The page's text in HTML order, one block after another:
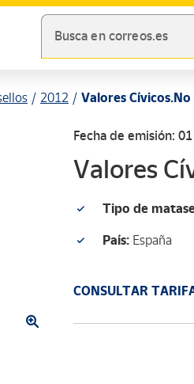
Busca en correos.es
2012 Valores
Fecha de emisión:
Valores
Tipo de
País: España
CONSULTAR